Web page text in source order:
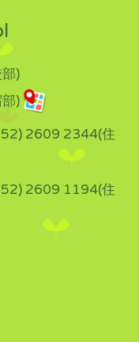
)
)
2609 2344(住
2609 1194(住